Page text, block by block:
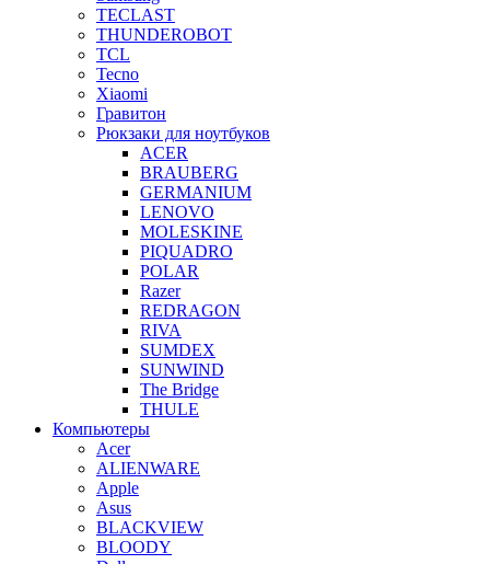
TECLAST
THUNDEROBOT
TCL
Tecno
Xiaomi
Гравитон
Рюкзаки для ноутбуков
ACER
BRAUBERG
GERMANIUM
LENOVO
MOLESKINE
PIQUADRO
POLAR
Razer
REDRAGON
RIVA
SUMDEX
SUNWIND
The Bridge
THULE
Компьютеры
Acer
ALIENWARE
Apple
Asus
BLACKVIEW
BLOODY